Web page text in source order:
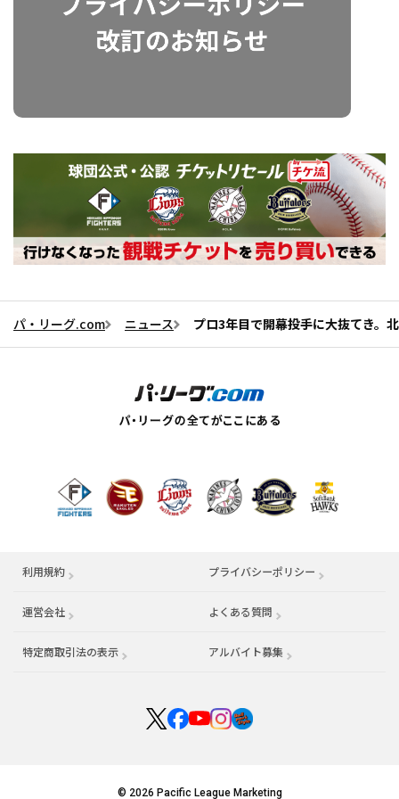
パ・リーグ.com ニュース プロ3年目で開幕投手に大抜てき。
利用規約 プライバシーポリシー
運営会社 （別ウィンドウで開く） よくある質問
特定商取引法の表示 アルバイト募集 （別ウィンドウで開く
© 2026 Pacific League Marketing